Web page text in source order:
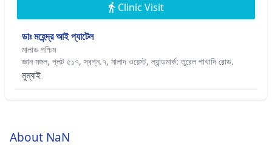
Clinic Visit
ডাঃ মহেন্দ্র আই প্যাটেল
মালাড পশ্চিম
জ্ঞান মঙ্গল, প্লট ৫১৭, স্বপ্ন.৭, মালাদ ওয়েস্ট, ল্যান্ডমার্ক: তুরেল পাখাদি রোড.
মুম্বাই
About NaN